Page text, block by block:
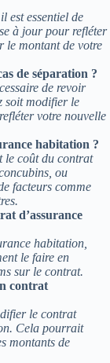
est essentiel de
à jour pour refléter
le montant de votre
de séparation ?
de revoir
soit modifier le
votre nouvelle
habitation ?
le coût du contrat
ou
facteurs comme
d’assurance
habitation,
le faire en
sur le contrat.
contrat
le contrat
Cela pourrait
montants de